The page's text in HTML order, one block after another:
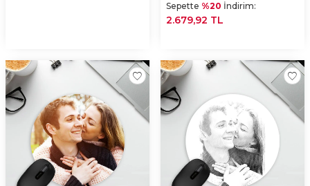
Sepette %20 İndirim:
2.679,92 TL